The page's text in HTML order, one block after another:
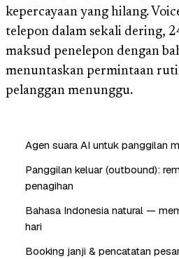
kepercayaan yang hilang.
telepon dalam sekali dering,
maksud penelepon dengan
menuntaskan permintaan
pelanggan menunggu.
Agen suara AI untuk panggilan
Panggilan keluar (outbound):
penagihan
Bahasa Indonesia natural —
hari
Booking janji & pencatatan